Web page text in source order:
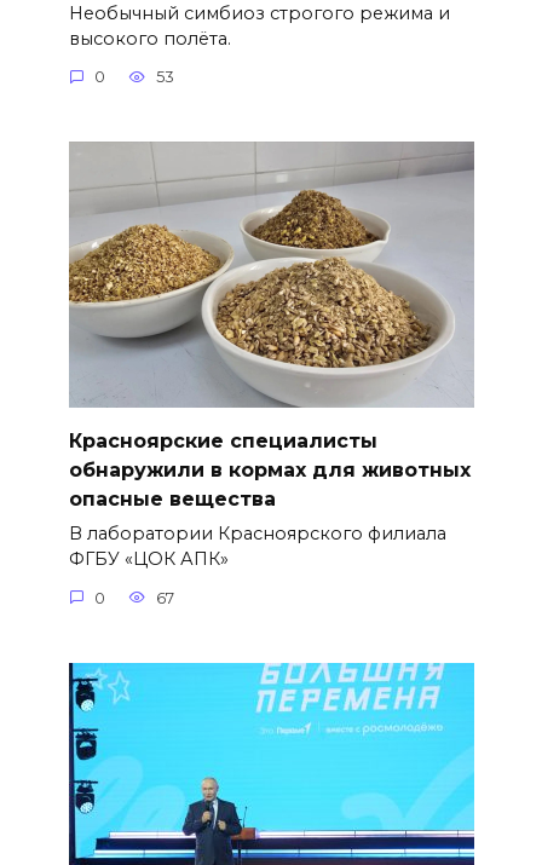
Необычный симбиоз строгого режима и
высокого полёта.
0 53
Красноярские специалисты
обнаружили в кормах для животных
опасные вещества
В лаборатории Красноярского филиала
ФГБУ «ЦОК АПК»
0 67